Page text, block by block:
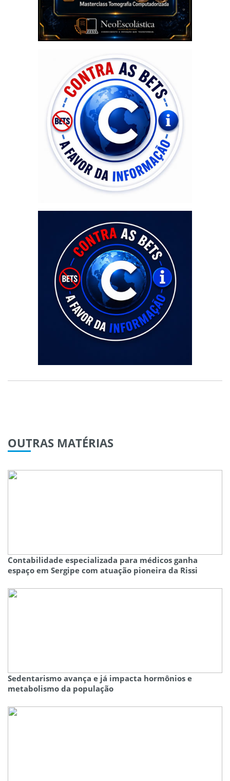
OUTRAS MATÉRIAS
Contabilidade especializada para médicos ganha
espaço em Sergipe com atuação pioneira da Rissi
Sedentarismo avança e já impacta hormônios e
metabolismo da população